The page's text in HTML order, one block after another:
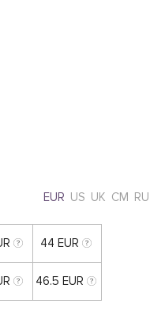
EUR US UK CM RU
44 EUR
46.5 EUR